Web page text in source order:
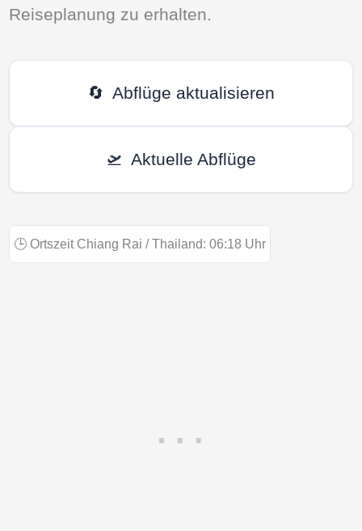
Reiseplanung zu erhalten.
🔄 Abflüge aktualisieren
🛫 Aktuelle Abflüge
🕒 Ortszeit Chiang Rai / Thailand: 06:18 Uhr